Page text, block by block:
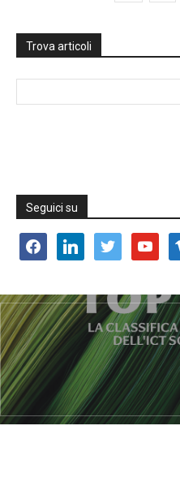
Trova articoli
Seguici su
facebooklinkedin twitter youtube